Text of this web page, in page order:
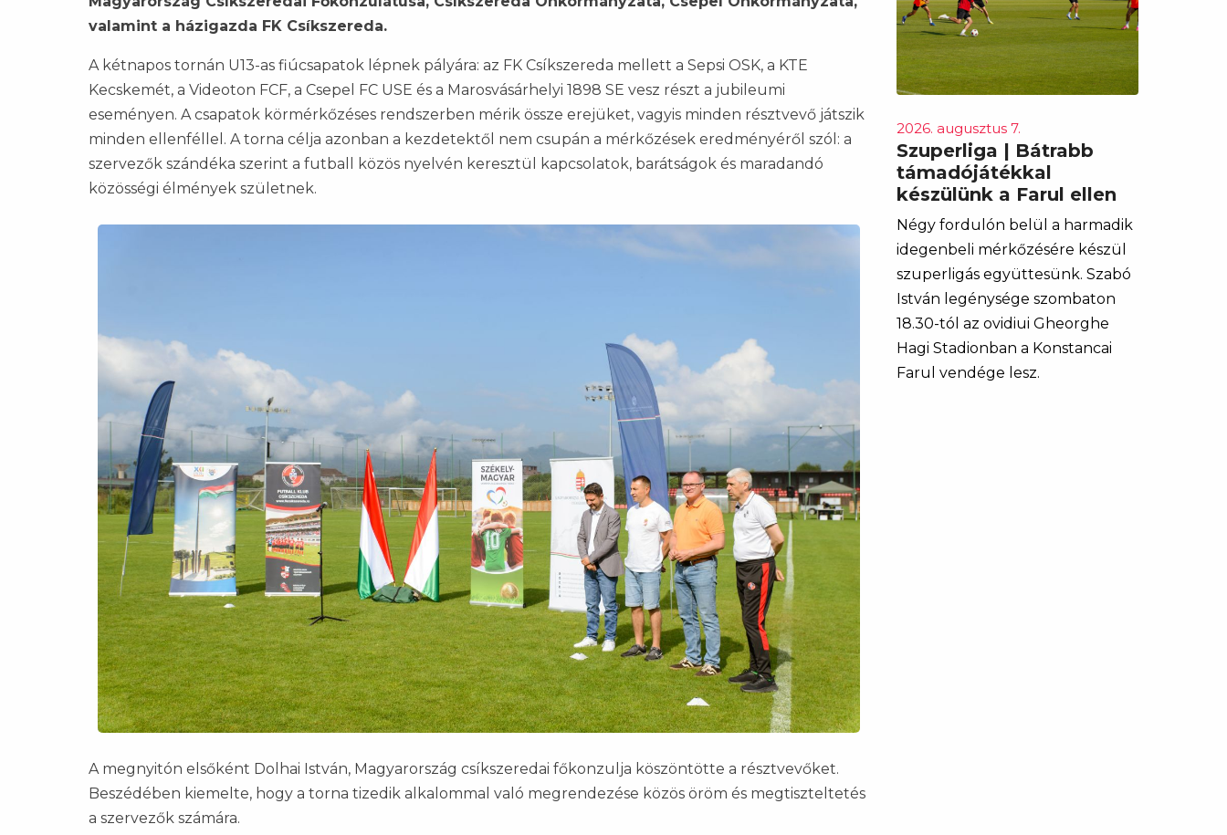
valamint a házigazda FK Csíkszereda.
A kétnapos tornán U13-as fiúcsapatok lépnek pályára: az FK Csíkszereda mellett a Sepsi OSK, a KTE
Kecskemét, a Videoton FCF, a Csepel FC USE és a Marosvásárhelyi 1898 SE vesz részt a jubileumi
eseményen. A csapatok körmérkőzéses rendszerben mérik össze erejüket, vagyis minden résztvevő játszik
minden ellenféllel. A torna célja azonban a kezdetektől nem csupán a mérkőzések eredményéről szól: a
szervezők szándéka szerint a futball közös nyelvén keresztül kapcsolatok, barátságok és maradandó
közösségi élmények születnek.
A megnyitón elsőként Dolhai István, Magyarország csíkszeredai főkonzulja köszöntötte a résztvevőket.
Beszédében kiemelte, hogy a torna tizedik alkalommal való megrendezése közös öröm és megtiszteltetés
a szervezők számára.
2026. augusztus 7.
Szuperliga | Bátrabb
támadójátékkal
készülünk a Farul ellen
Négy fordulón belül a harmadik
idegenbeli mérkőzésére készül
szuperligás együttesünk. Szabó
István legénysége szombaton
18.30-tól az ovidiui Gheorghe
Hagi Stadionban a Konstancai
Farul vendége lesz.